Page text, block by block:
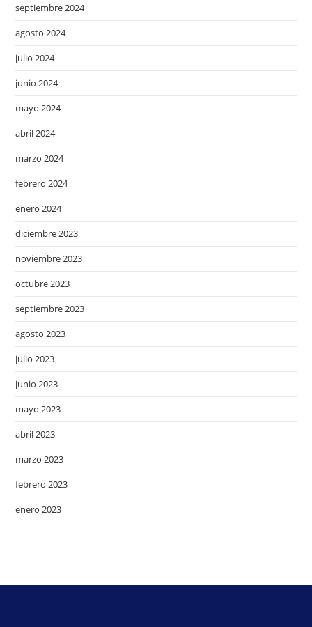
septiembre 2024
agosto 2024
julio 2024
junio 2024
mayo 2024
abril 2024
marzo 2024
febrero 2024
enero 2024
diciembre 2023
noviembre 2023
octubre 2023
septiembre 2023
agosto 2023
julio 2023
junio 2023
mayo 2023
abril 2023
marzo 2023
febrero 2023
enero 2023